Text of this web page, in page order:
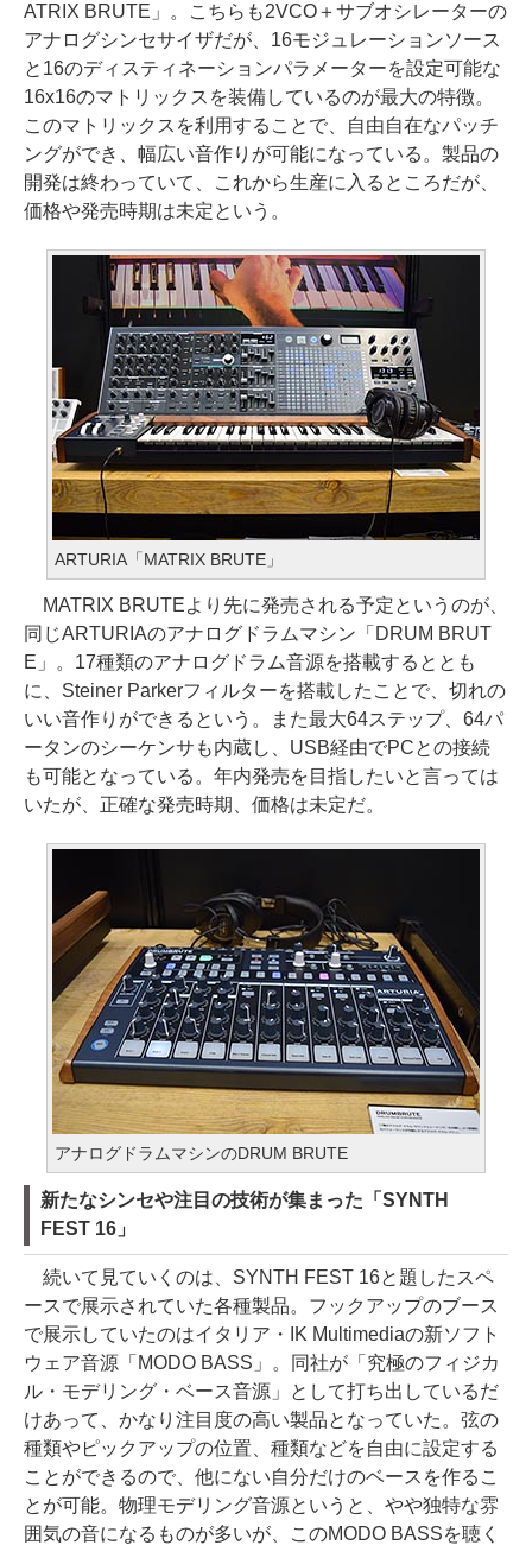
ATRIX BRUTE」。こちらも2VCO＋サブオシレーターの
アナログシンセサイザだが、16モジュレーションソース
と16のディスティネーションパラメーターを設定可能な
16x16のマトリックスを装備しているのが最大の特徴。
このマトリックスを利用することで、自由自在なパッチ
ングができ、幅広い音作りが可能になっている。製品の
開発は終わっていて、これから生産に入るところだが、
価格や発売時期は未定という。
ARTURIA「MATRIX BRUTE」
MATRIX BRUTEより先に発売される予定というのが、
同じARTURIAのアナログドラムマシン「DRUM BRUT
E」。17種類のアナログドラム音源を搭載するととも
に、Steiner Parkerフィルターを搭載したことで、切れの
いい音作りができるという。また最大64ステップ、64パ
ータンのシーケンサも内蔵し、USB経由でPCとの接続
も可能となっている。年内発売を目指したいと言っては
いたが、正確な発売時期、価格は未定だ。
アナログドラムマシンのDRUM BRUTE
新たなシンセや注目の技術が集まった「SYNTH
FEST 16」
続いて見ていくのは、SYNTH FEST 16と題したスペ
ースで展示されていた各種製品。フックアップのブース
で展示していたのはイタリア・IK Multimediaの新ソフト
ウェア音源「MODO BASS」。同社が「究極のフィジカ
ル・モデリング・ベース音源」として打ち出しているだ
けあって、かなり注目度の高い製品となっていた。弦の
種類やピックアップの位置、種類などを自由に設定する
ことができるので、他にない自分だけのベースを作るこ
とが可能。物理モデリング音源というと、やや独特な雰
囲気の音になるものが多いが、このMODO BASSを聴く